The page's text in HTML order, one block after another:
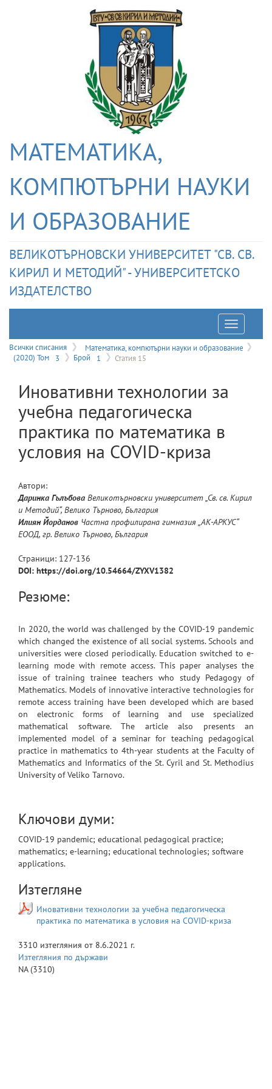
МАТЕМАТИКА,
КОМПЮТЪРНИ НАУКИ
И ОБРАЗОВАНИЕ
ВЕЛИКОТЪРНОВСКИ УНИВЕРСИТЕТ "СВ. СВ.
КИРИЛ И МЕТОДИЙ" - УНИВЕРСИТЕТСКО
ИЗДАТЕЛСТВО
Отваряне
на
Всички списания
Математика, компютърни науки и образование
(2020) Том
3 Брой 1 Статия 15
Иновативни технологии за
учебна педагогическа
практика по математика в
условия на COVID-криза
Автори:
Даринка Гълъбова Великотърновски университет „Св. св. Кирил
и Методий“, Велико Търново, България
Илиян Йорданов Частна профилирана гимназия „АК-АРКУС“
ЕООД, гр. Велико Търново, България
Страници: 127-136
DOI: https://doi.org/10.54664/ZYXV1382
Резюме:
In 2020, the world was challenged by the COVID-19 pandemic
which changed the existence of all social systems. Schools and
universities were closed periodically. Education switched to e-
learning mode with remote access. This paper analyses the
issue of training trainee teachers who study Pedagogy of
Mathematics. Models of innovative interactive technologies for
remote access training have been developed which are based
on electronic forms of learning and use specialized
mathematical software. The article also presents an
implemented model of a seminar for teaching pedagogical
practice in mathematics to 4th-year students at the Faculty of
Mathematics and Informatics of the St. Cyril and St. Methodius
University of Veliko Tarnovo.
Ключови думи:
COVID-19 pandemic; educational pedagogical practice;
mathematics; e-learning; educational technologies; software
applications.
Изтегляне
Иновативни технологии за учебна педагогическа
практика по математика в условия на COVID-криза
3310 изтегляния от 8.6.2021 г.
Изтегляния по държави
NA(3310)